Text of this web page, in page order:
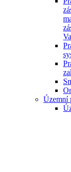
Územní